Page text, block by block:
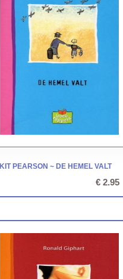
KIT PEARSON ~ DE HEMEL VALT
€ 2.95